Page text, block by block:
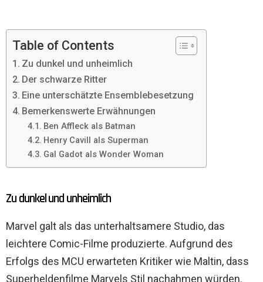
Table of Contents
Zu dunkel und unheimlich
Der schwarze Ritter
Eine unterschätzte Ensemblebesetzung
Bemerkenswerte Erwähnungen
Ben Affleck als Batman
Henry Cavill als Superman
Gal Gadot als Wonder Woman
Zu dunkel und unheimlich
Marvel galt als das unterhaltsamere Studio, das
leichtere Comic-Filme produzierte. Aufgrund des
Erfolgs des MCU erwarteten Kritiker wie Maltin, dass
Superheldenfilme Marvels Stil nachahmen würden.